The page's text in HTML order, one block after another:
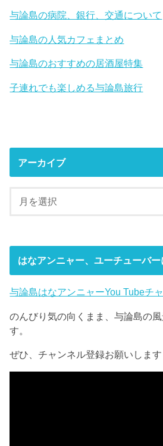
与論島の病院、銀行、交通について
与論島の人気カフェまとめ
与論島のおすすめの居酒屋特集
子連れでも楽しめる与論島旅行
アーカイブ
はなアンニャー、ユーチューバー
与論島はなアンニャーYou Tubeチ
のんびり気の向くまま、与論島の
す。
ぜひ、チャンネル登録お願いします